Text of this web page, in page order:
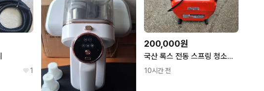
1
200,000원
국산 록스 전동 스프링 청소기 RK-700(몸체가격)
10시간 전